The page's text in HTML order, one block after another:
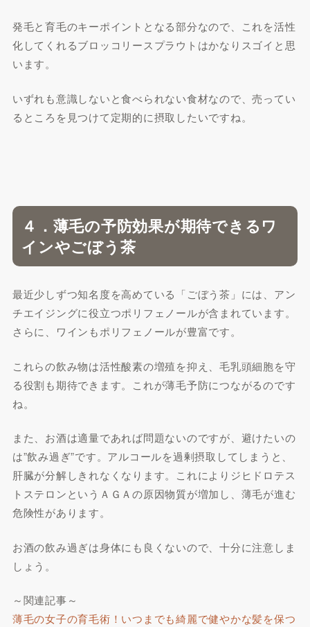
発毛と育毛のキーポイントとなる部分なので、これを活性
化してくれるブロッコリースプラウトはかなりスゴイと思
います。
いずれも意識しないと食べられない食材なので、売ってい
るところを見つけて定期的に摂取したいですね。
４．薄毛の予防効果が期待できるワ
インやごぼう茶
最近少しずつ知名度を高めている「ごぼう茶」には、アン
チエイジングに役立つポリフェノールが含まれています。
さらに、ワインもポリフェノールが豊富です。
これらの飲み物は活性酸素の増殖を抑え、毛乳頭細胞を守
る役割も期待できます。これが薄毛予防につながるのです
ね。
また、お酒は適量であれば問題ないのですが、避けたいの
は”飲み過ぎ”です。アルコールを過剰摂取してしまうと、
肝臓が分解しきれなくなります。これによりジヒドロテス
トステロンというＡＧＡの原因物質が増加し、薄毛が進む
危険性があります。
お酒の飲み過ぎは身体にも良くないので、十分に注意しま
しょう。
～関連記事～
薄毛の女子の育毛術！いつまでも綺麗で健やかな髪を保つ